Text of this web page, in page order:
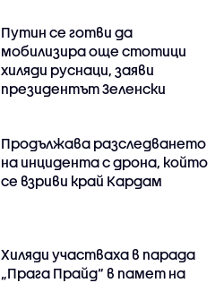
Путин се готви да
мобилизира още стотици
хиляди руснаци, заяви
президентът Зеленски
Продължава разследването
на инцидента с дрона, който
се взриви край Кардам
Хиляди участваха в парада
„Прага Прайд“ в памет на